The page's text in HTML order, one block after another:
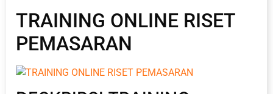
TRAINING ONLINE RISET
PEMASARAN